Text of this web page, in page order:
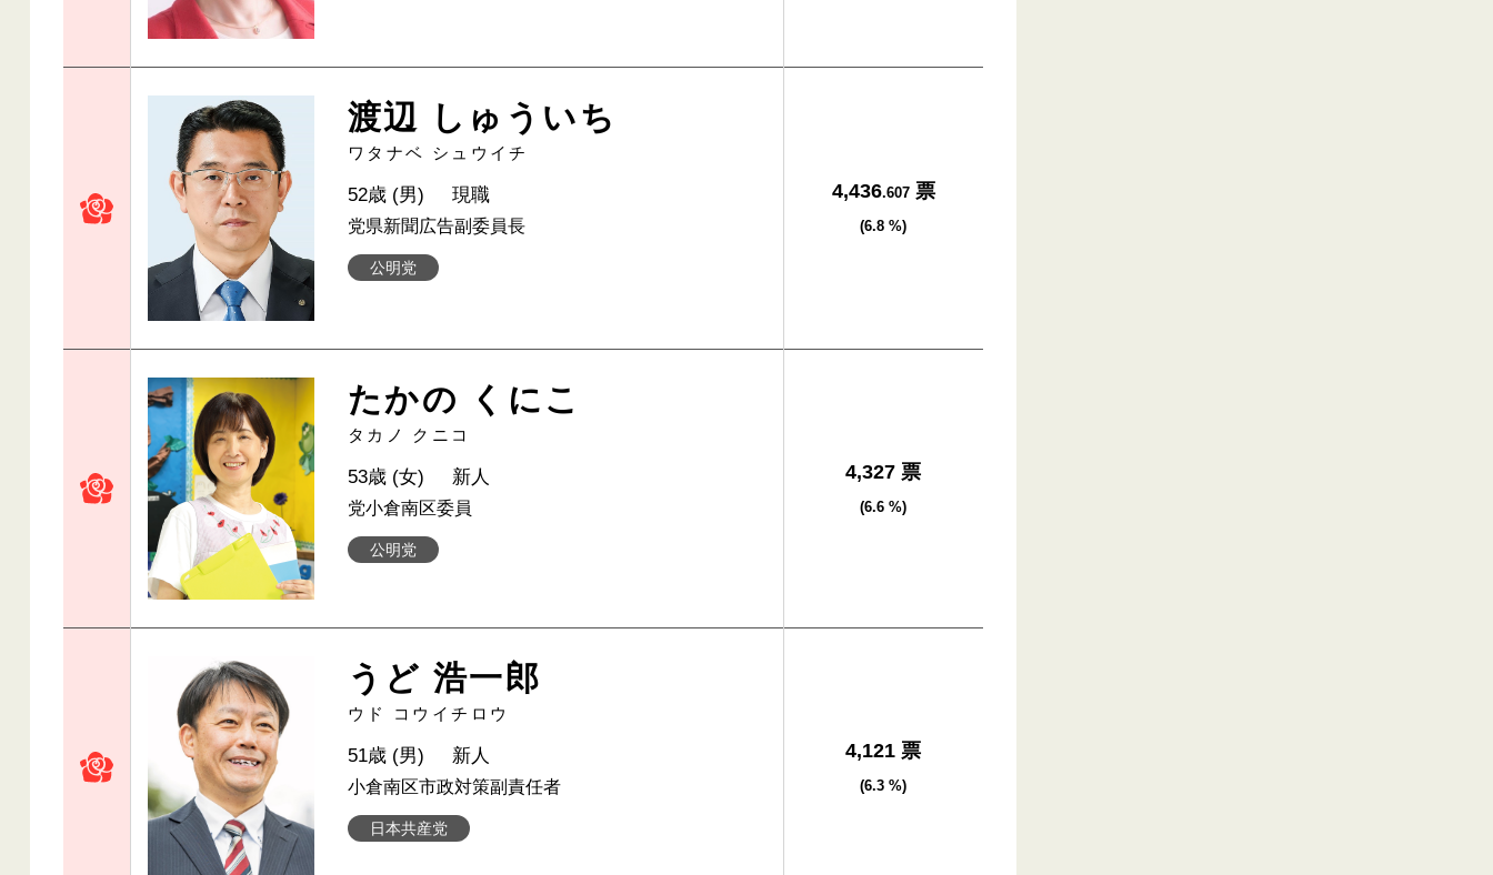
渡辺 しゅういち
ワタナベ シュウイチ
公明党
52歳 (男) 現職
党県新聞広告副委員長
4,436.607票
(6.8 %)
たかの くにこ
タカノ クニコ
公明党
53歳 (女) 新人
党小倉南区委員
4,327 票
(6.6 %)
うど 浩一郎
ウド コウイチロウ
日本共産党
51歳 (男) 新人
小倉南区市政対策副責任者
4,121 票
(6.3 %)